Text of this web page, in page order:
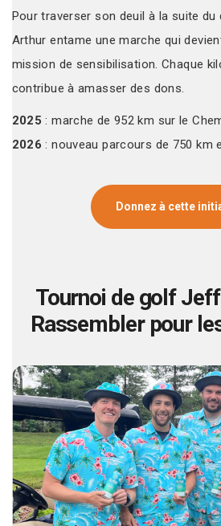
Pour traverser son deuil à la suite
Arthur entame une marche qui
mission de sensibilisation. Chaque
contribue à amasser des dons.
2025 : marche de 952 km sur le
2026 : nouveau parcours de 750 km
Donnez à cette
Tournoi de golf
Rassembler pour